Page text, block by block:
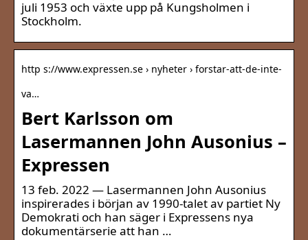
juli 1953 och växte upp på Kungsholmen i
Stockholm.
http s://www.expressen.se › nyheter › forstar-att-de-inte-
va…
Bert Karlsson om
Lasermannen John Ausonius –
Expressen
13 feb. 2022 — Lasermannen John Ausonius
inspirerades i början av 1990-talet av partiet Ny
Demokrati och han säger i Expressens nya
dokumentärserie att han …